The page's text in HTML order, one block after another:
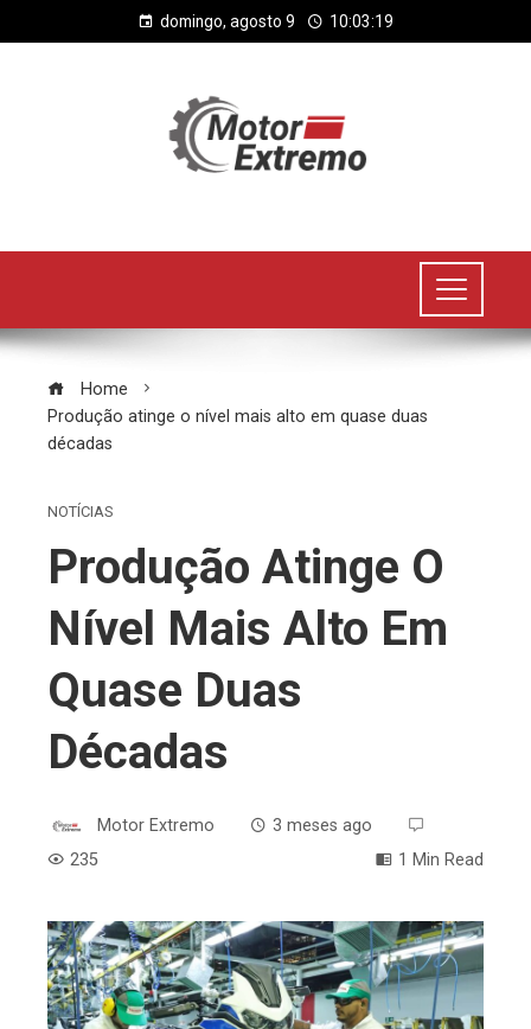
domingo, agosto 9 10:03:20
Home
Produção atinge o nível mais alto em quase duas
décadas
NOTÍCIAS
Produção Atinge O
Nível Mais Alto Em
Quase Duas
Décadas
Motor Extremo
3 meses ago
235
1 Min Read